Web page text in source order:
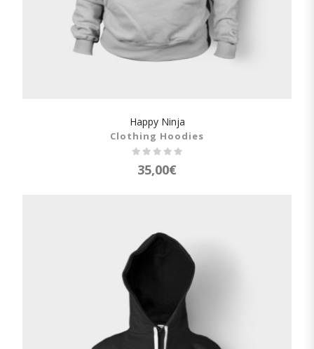
SHOW DETAILS
Happy Ninja
Clothing Hoodies
35,00€